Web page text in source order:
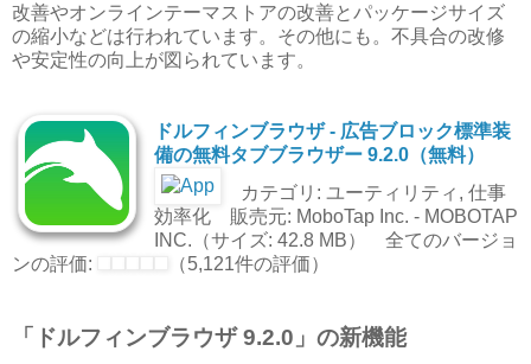
改善やオンラインテーマストアの改善とパッケージサイズ
の縮小などは行われています。その他にも。不具合の改修
や安定性の向上が図られています。
ドルフィンブラウザ - 広告ブロック標準装
備の無料タブブラウザー 9.2.0（無料）
カテゴリ: ユーティリティ, 仕事
効率化 販売元: MoboTap Inc. - MOBOTAP
INC.（サイズ: 42.8 MB） 全てのバージョ
ンの評価:
（5,121件の評価）
「ドルフィンブラウザ 9.2.0」の新機能